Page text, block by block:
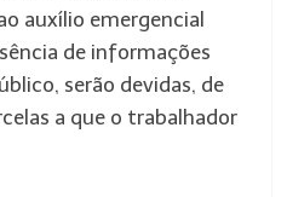
auxílio emergencial
de informações
serão devidas, de
a que o trabalhador